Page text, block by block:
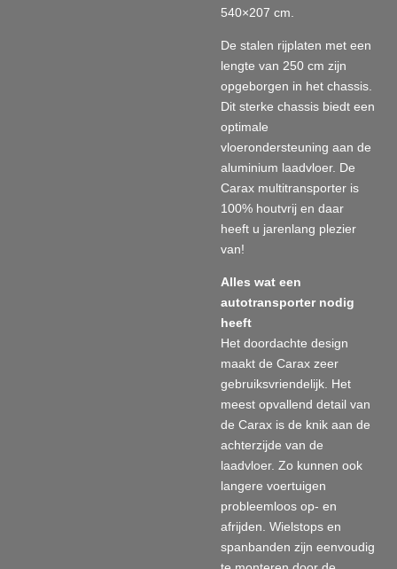
540×207 cm.
De stalen rijplaten met een
lengte van 250 cm zijn
opgeborgen in het chassis.
Dit sterke chassis biedt een
optimale
vloerondersteuning aan de
aluminium laadvloer. De
Carax multitransporter is
100% houtvrij en daar
heeft u jarenlang plezier
van!
Alles wat een
autotransporter nodig
heeft
Het doordachte design
maakt de Carax zeer
gebruiksvriendelijk. Het
meest opvallend detail van
de Carax is de knik aan de
achterzijde van de
laadvloer. Zo kunnen ook
langere voertuigen
probleemloos op- en
afrijden. Wielstops en
spanbanden zijn eenvoudig